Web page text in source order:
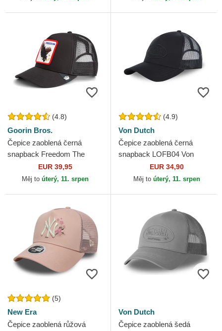
(4.8)
Goorin Bros.
Čepice zaoblená černá
snapback Freedom The
Farm Goorin Bros.
EUR 39,95
Měj to úterý, 11. srpen
(4.9)
Von Dutch
Čepice zaoblená černá
snapback LOFB04 Von
EUR 34,90
Měj to úterý, 11. srpen
(5)
New Era
Čepice zaoblená růžová
Von Dutch
Čepice zaoblená šedá